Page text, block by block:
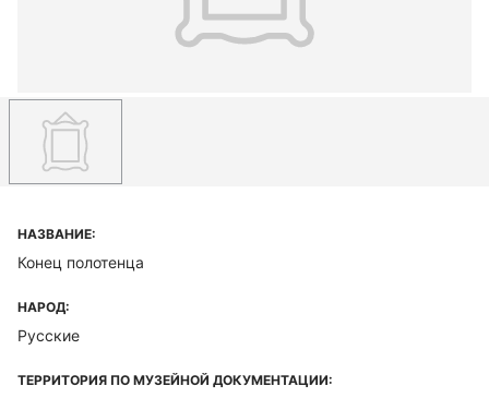
НАЗВАНИЕ:
Конец полотенца
НАРОД:
Русские
ТЕРРИТОРИЯ ПО МУЗЕЙНОЙ ДОКУМЕНТАЦИИ: